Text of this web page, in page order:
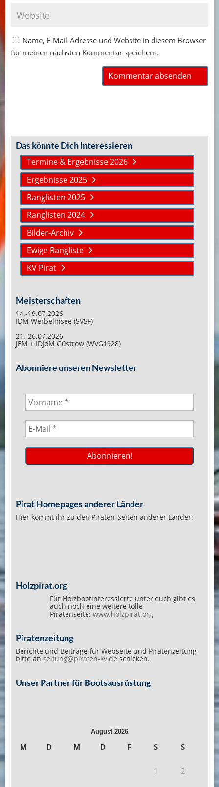
Name, E-Mail-Adresse und Website in diesem Browser
für meinen nächsten Kommentar speichern.
Das könnte Dich interessieren
Termine & Ergebnisse 2026
Ergebnisse 2025
Ranglisten 2025
Ranglisten 2024
Bilder-Archiv
Ewige Rangliste
KV Pirat
Meisterschaften
14.-19.07.2026
IDM Werbelinsee (SVSF)
21.-26.07.2026
JEM + IDJoM Güstrow (WVG1928)
Abonniere unseren Newsletter
Pirat Homepages anderer Länder
Hier kommt ihr zu den Piraten-Seiten anderer Länder:
Holzpirat.org
Für Holzbootinteressierte unter euch gibt es
auch noch eine weitere tolle
Piratenseite: www.holzpirat.org
Piratenzeitung
Berichte und Beiträge für Webseite und Piratenzeitung
bitte an zeitung@piraten-kv.de schicken.
Unser Partner für Bootsausrüstung
August 2026
M D M D F S S
1 2